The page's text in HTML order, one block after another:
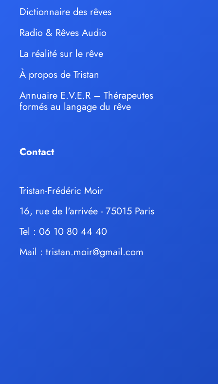
Dictionnaire des rêves
Radio & Rêves Audio
La réalité sur le rêve
À propos de Tristan
Annuaire E.V.E.R – Thérapeutes
formés au langage du rêve
Contact
Tristan-Frédéric Moir
16, rue de l'arrivée - 75015 Paris
Tel : 06 10 80 44 40
Mail : tristan.moir@gmail.com